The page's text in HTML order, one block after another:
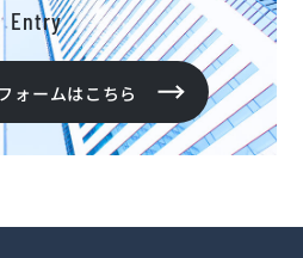
Entry
ォームはこちら